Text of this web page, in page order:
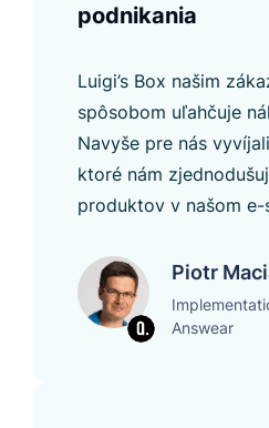
podnikania
Luigi’s Box našim
spôsobom uľahčuje
Navyše pre nás
ktoré nám
produktov v našom e-
Piotr
Answear